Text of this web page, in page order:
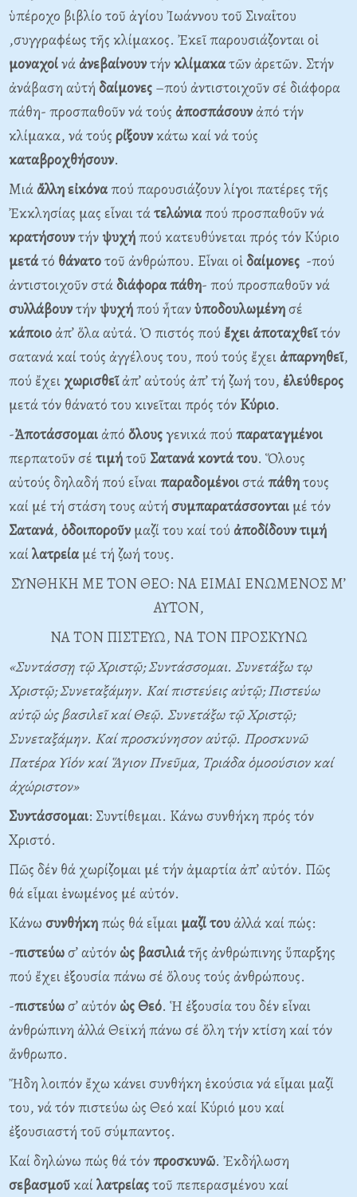
ὑπέροχο βιβλίο τοῦ ἁγίου Ἰωάννου τοῦ Σιναΐτου
,συγγραφέως τῆς κλίμακος. Ἐκεῖ παρουσιάζονται οἱ
μοναχοίνά ἀνεβαίνουντήνκλίμακατῶν ἀρετῶν. Στήν
ἀνάβαση αὐτή δαίμονες –πού ἀντιστοιχοῦν σέ διάφορα
πάθη- προσπαθοῦν νά τούς ἀποσπάσουνἀπό τήν
κλίμακα, νά τούς ρίξουνκάτω καί νά τούς
καταβροχθήσουν.
Μιά ἄλληεἰκόναπού παρουσιάζουν λίγοι πατέρες τῆς
Ἐκκλησίας μας εἶναι τάτελώνιαπού προσπαθοῦν νά
κρατήσουντήνψυχήπού κατευθύνεται πρός τόν Κύριο
μετάτό θάνατοτοῦ ἀνθρώπου. Εἶναι οἱδαίμονες -πού
ἀντιστοιχοῦν στάδιάφοραπάθη- πού προσπαθοῦν νά
συλλάβουντήνψυχήπού ἦτανὑποδουλωμένησέ
κάποιο ἀπ’ ὅλα αὐτά. Ὁ πιστός πού ἔχει ἀποταχθεῖτόν
σατανά καί τούς ἀγγέλους του, πού τούς ἔχει ἀπαρνηθεῖ,
πού ἔχει χωρισθεῖἀπ’ αὐτούς ἀπ’ τή ζωή του, ἐλεύθερος
μετά τόν θάνατό του κινεῖται πρός τόν Κύριο.
-Ἀποτάσσομαι ἀπό ὅλους γενικά πού παραταγμένοι
περπατοῦν σέ τιμήτοῦ Σατανάκοντάτου. Ὅλους
αὐτούς δηλαδή πού εἶναιπαραδομένοιστάπάθητους
καί μέ τή στάση τους αὐτή συμπαρατάσσονται μέ τόν
Σατανά, ὁδοιποροῦνμαζί του καί τού ἀποδίδουντιμή
καίλατρεία μέ τή ζωή τους.
ΣΥΝΘΗΚΗ ΜΕ ΤΟΝ ΘΕΟ: ΝΑ ΕΙΜΑΙ ΕΝΩΜΕΝΟΣ Μ’
ΑΥΤΟΝ,
ΝΑ ΤΟΝ ΠΙΣΤΕΥΩ, ΝΑ ΤΟΝ ΠΡΟΣΚΥΝΩ
«Συντάσσῃ τῷ Χριστῷ; Συντάσσομαι. Συνετάξω τῳ
Χριστῷ; Συνεταξάμην. Καί πιστεύεις αὐτῷ; Πιστεύω
αὐτῷ ὡς βασιλεῖ καί Θεῷ. Συνετάξω τῷ Χριστῷ;
Συνεταξάμην. Καί προσκύνησον αὐτῷ. Προσκυνῶ
Πατέρα Υἱόν καί Ἅγιον Πνεῦμα, Τριάδα ὁμοούσιον καί
ἀχώριστον»
Συντάσσομαι: Συντίθεμαι. Κάνω συνθήκη πρός τόν
Χριστό.
Πῶς δέν θά χωρίζομαι μέ τήν ἁμαρτία ἀπ’ αὐτόν. Πῶς
θά εἶμαι ἑνωμένος μέ αὐτόν.
Κάνω συνθήκηπώς θά εἶμαι μαζίτου ἀλλά καί πώς:
-πιστεύωσ’ αὐτόν ὡς βασιλιάτῆς ἀνθρώπινης ὕπαρξης
πού ἔχει ἐξουσία πάνω σέ ὅλους τούς ἀνθρώπους.
-πιστεύωσ’ αὐτόν ὡςΘεό. Ἡ ἐξουσία του δέν εἶναι
ἀνθρώπινη ἀλλά Θεϊκή πάνω σέ ὅλη τήν κτίση καί τόν
ἄνθρωπο.
Ἤδη λοιπόν ἔχω κάνει συνθήκη ἑκούσια νά εἶμαι μαζί
του, νά τόν πιστεύω ὡς Θεό καί Κύριό μου καί
ἐξουσιαστή τοῦ σύμπαντος.
Καί δηλώνω πώς θά τόνπροσκυνῶ. Ἐκδήλωση
σεβασμοῦκαίλατρείαςτοῦ πεπερασμένου καί